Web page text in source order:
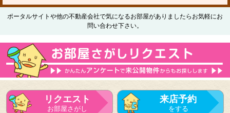
ポータルサイトや他の不動産会社で気になるお部屋がありましたらお気軽にお
問い合わせ下さい。
リクエスト
お部屋さがし
来店予約
をする